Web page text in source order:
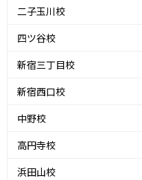
二子玉川校
四ツ谷校
新宿三丁目校
新宿西口校
中野校
高円寺校
浜田山校